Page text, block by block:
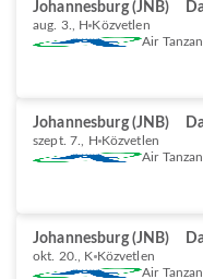
Johannesburg (JNB)
aug. 3., H Közvetlen
Air
Johannesburg (JNB)
szept. 7., H Közvetlen
Air
Johannesburg (JNB)
okt. 20., K Közvetlen
Air